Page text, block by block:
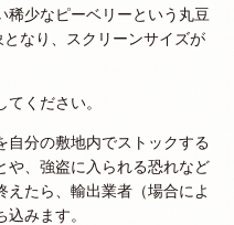
少なピーベリーという丸豆
なり、スクリーンサイズが
ください。
自分の敷地内でストックする
や、強盗に入られる恐れなど
えたら、輸出業者（場合によ
みます。